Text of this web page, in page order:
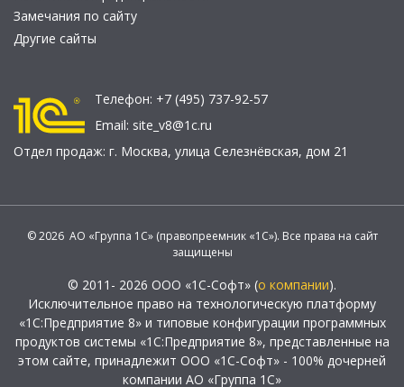
Замечания по сайту
Другие сайты
Телефон: +7 (495) 737-92-57
Email: site_v8@1c.ru
Отдел продаж: г. Москва, улица Селезнёвская, дом 21
© 2026 АО «Группа 1С» (правопреемник «1С»). Все права на сайт
защищены
© 2011- 2026 ООО «1С-Софт» (о компании).
Исключительное право на технологическую платформу
«1С:Предприятие 8» и типовые конфигурации программных
продуктов системы «1С:Предприятие 8», представленные на
этом сайте, принадлежит ООО «1С-Софт» - 100% дочерней
компании АО «Группа 1С»